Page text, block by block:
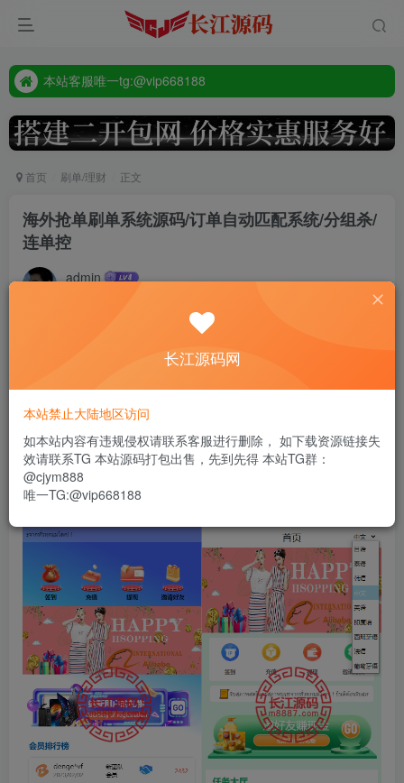
源码禁止商业用途
源码禁止商业用途
本站客服唯一tg:@vip668188
首页 刷单/理财 正文
海外抢单刷单系统源码/订单自动匹配系统/分组杀/
连单控
admin
5套ui 为紫色 粉色 青色，其他的为红色，蓝色，黄色，黑
前端9种语言后台任意设置开关，前端九套UI后台任意切换
功能支持分组、百分比、固定值、连单设置、充值彩金等众
多功能
长江源码网
本站禁止大陆地区访问
如本站内容有违规侵权请联系客服进行删除， 如下载资源链接失
效请联系TG 本站源码打包出售，先到先得 本站TG群：
@cjym888
唯一TG:@vip668188